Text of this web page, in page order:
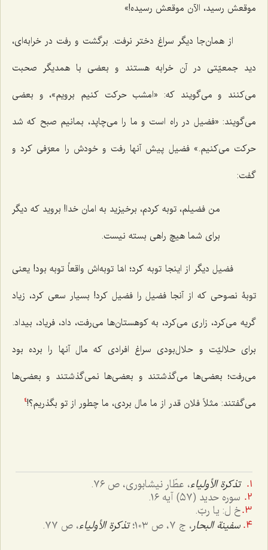
موقعش رسید، الآن موقعش رسیده!»
از همان‌جا دیگر سراغ دختر نرفت. برگشت و رفت در خرابه‌ای،
دید جمعیّتی در آن خرابه هستند و بعضی با همدیگر صحبت
می‌کنند و می‌گویند که: «امشب حرکت کنیم برویم»، و بعضی
می‌گویند: «فضیل در راه است و ما را می‌چاپد، بمانیم صبح که شد
حرکت می‌کنیم.» فضیل پیش آنها رفت و خودش را معرّفی کرد و
گفت:
من فضیلم، توبه کردم، برخیزید به امان خدا! بروید که دیگر
برای شما هیچ راهی بسته نیست.
فضیل دیگر از اینجا توبه کرد؛ امّا توبه‌اش واقعاً توبه بود! یعنی
توبۀ نصوحی که از آنجا فضیل را فضیل کرد! بسیار سعی کرد، زیاد
گریه می‌کرد، زاری می‌کرد، به کوهستان‌ها می‌رفت، داد، فریاد، بیداد.
برای حلالیّت و حلال‌بودی سراغ افرادی که مال آنها را برده بود
می‌رفت؛ بعضی‌ها می‌گذشتند و بعضی‌ها نمی‌گذشتند و بعضی‌ها
می‌گفتند: مثلاً فلان قدر از ما مال بردی، ما چطور از تو بگذریم؟!4
تذکرة الأولیاء، عطّار نیشابوری، ص ٧٦.
سوره حدید (٥٧) آیه ١٦.
خ ل: یا ربّ.
سفینة البحار، ج ٧، ص ١٠٣؛ تذکرة الأولیاء، ص ٧٧.